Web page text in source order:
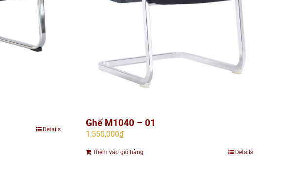
Details
Ghế M1040 – 01
1,550,000₫
Thêm vào giỏ hàng Details